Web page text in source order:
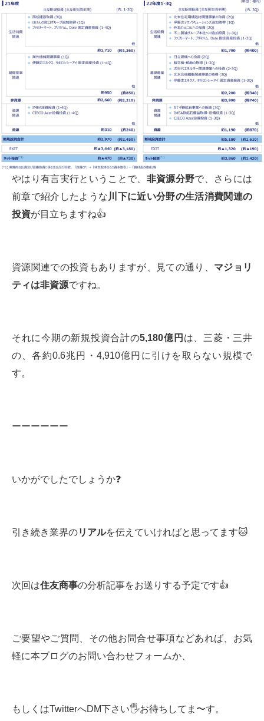
やはり有言実行ということで、 非資源分野で、さらには
前章で紹介したような 川下に近い分野の生活消費関連の
投資が目立ちますね👍
資源関連での投資もありますが、見ての通り、 マジョリ
ティは非資源ですね。
それに今期の新規投資合計の5,180億円 は、三菱・三井
の、各約0.6兆円・4,910億円に引けを取らない規模で
す。
ーーーーーー
いかがでしたでしょうか❓
引き続き業界のリアルを伝えていければと思ってます🐱
次回は住友商事の分析記事をお送りする予定です👍
ご要望やご質問、その他お問合せ事項などあれば、お気
軽に本ブログのお問い合わせフォームか、
もしくはTwitterへDM下さい🖐お待ちしてま〜す。